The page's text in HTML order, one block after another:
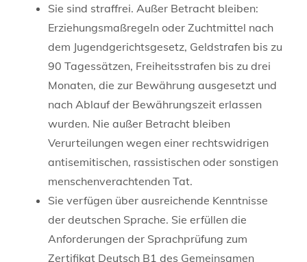
Sie sind straffrei. Außer Betracht bleiben:
Erziehungsmaßregeln oder Zuchtmittel nach
dem Jugendgerichtsgesetz, Geldstrafen bis zu
90 Tagessätzen, Freiheitsstrafen bis zu drei
Monaten, die zur Bewährung ausgesetzt und
nach Ablauf der Bewährungszeit erlassen
wurden. Nie außer Betracht bleiben
Verurteilungen wegen einer rechtswidrigen
antisemitischen, rassistischen oder sonstigen
menschenverachtenden Tat.
Sie verfügen über ausreichende Kenntnisse
der deutschen Sprache. Sie erfüllen die
Anforderungen der Sprachprüfung zum
Zertifikat Deutsch B1 des Gemeinsamen